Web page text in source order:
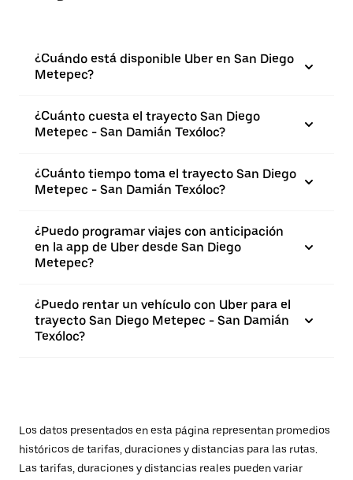
¿Cuándo está disponible Uber en San Diego
Metepec?
¿Cuánto cuesta el trayecto San Diego
Metepec - San Damián Texóloc?
¿Cuánto tiempo toma el trayecto San Diego
Metepec - San Damián Texóloc?
¿Puedo programar viajes con anticipación
en la app de Uber desde San Diego
Metepec?
¿Puedo rentar un vehículo con Uber para el
trayecto San Diego Metepec - San Damián
Texóloc?
Los datos presentados en esta página representan promedios
históricos de tarifas, duraciones y distancias para las rutas.
Las tarifas, duraciones y distancias reales pueden variar